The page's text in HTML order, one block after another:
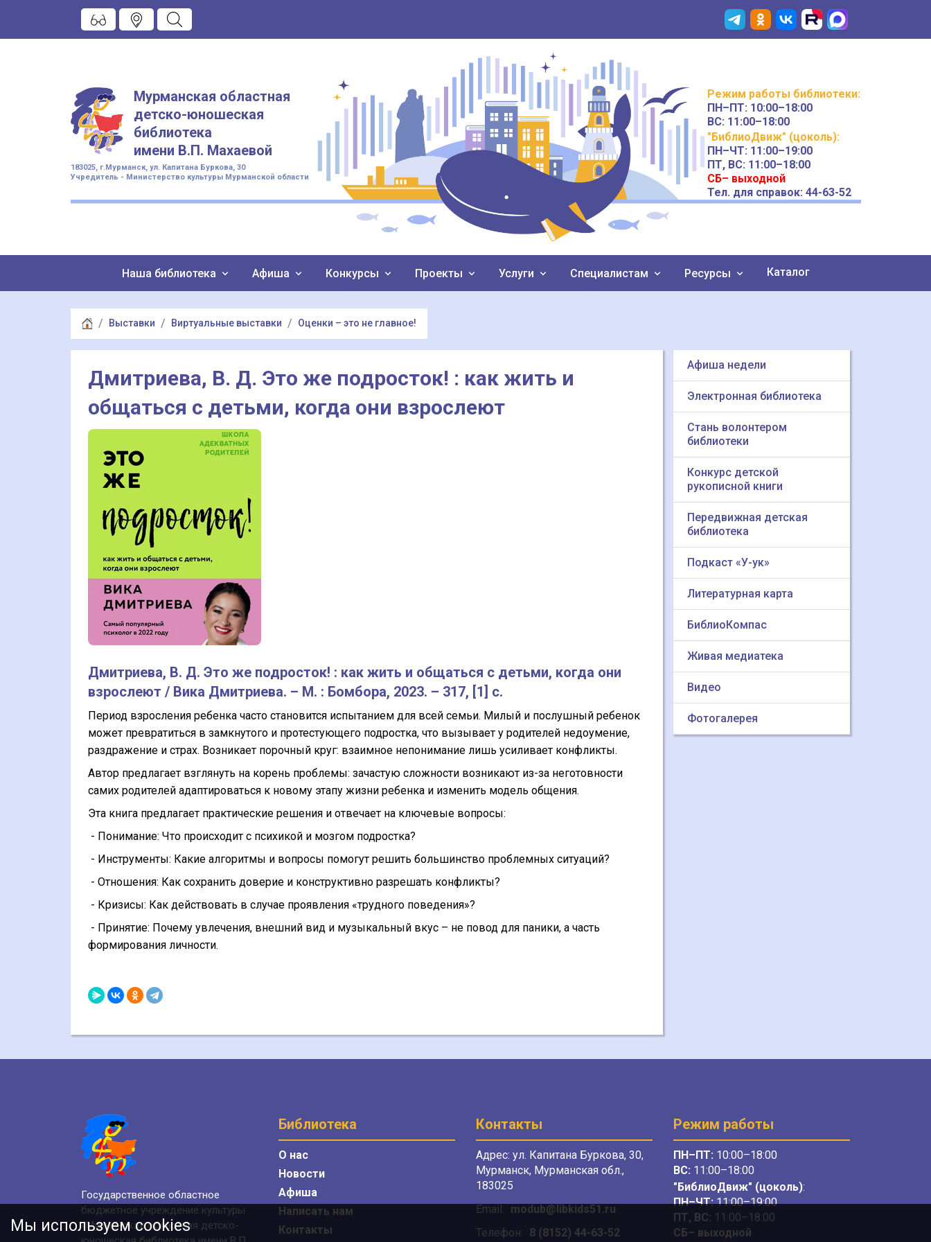
Мурманская областная
детско-юношеская
библиотека
имени В.П. Махаевой
183025, г.Мурманск, ул. Капитана Буркова, 30
Учредитель - Министерство культуры Мурманской области
Режим работы библиотеки:
ПН–ПТ: 10:00–18:00
ВС: 11:00–18:00
"БиблиоДвиж" (цоколь):
ПН–ЧТ: 11:00–19:00
ПТ, ВС: 11:00–18:00
СБ– выходной
Тел. для справок: 44-63-52
Наша библиотека Афиша Конкурсы Проекты Услуги Специалистам Ресурсы Каталог
Выставки Виртуальные выставки Оценки – это не главное!
Дмитриева, В. Д. Это же подросток! : как жить и
общаться с детьми, когда они взрослеют
Дмитриева, В. Д. Это же подросток! : как жить и общаться с детьми, когда они
взрослеют / Вика Дмитриева. – М. : Бомбора, 2023. – 317, [1] с.
Период взросления ребенка часто становится испытанием для всей семьи. Милый и послушный ребенок
может превратиться в замкнутого и протестующего подростка, что вызывает у родителей недоумение,
раздражение и страх. Возникает порочный круг: взаимное непонимание лишь усиливает конфликты.
Автор предлагает взглянуть на корень проблемы: зачастую сложности возникают из-за неготовности
самих родителей адаптироваться к новому этапу жизни ребенка и изменить модель общения.
Эта книга предлагает практические решения и отвечает на ключевые вопросы:
- Понимание: Что происходит с психикой и мозгом подростка?
- Инструменты: Какие алгоритмы и вопросы помогут решить большинство проблемных ситуаций?
- Отношения: Как сохранить доверие и конструктивно разрешать конфликты?
- Кризисы: Как действовать в случае проявления «трудного поведения»?
- Принятие: Почему увлечения, внешний вид и музыкальный вкус – не повод для паники, а часть
формирования личности.
Афиша недели
Электронная библиотека
Стань волонтером
библиотеки
Конкурс детской
рукописной книги
Передвижная детская
библиотека
Подкаст «У-ук»
Литературная карта
БиблиоКомпас
Живая медиатека
Видео
Фотогалерея
Государственное областное
бюджетное учреждение культуры
«Мурманская областная детско-
Библиотека
О нас
Новости
Афиша
Написать нам
Контакты
Контакты
Адрес: ул. Капитана Буркова, 30,
Мурманск, Мурманская обл.,
183025
Email: modub@libkids51.ru
Телефон: 8 (8152) 44-63-52
Режим работы
ПН–ПТ: 10:00–18:00
ВС: 11:00–18:00
"БиблиоДвиж" (цоколь):
ПН–ЧТ:11:00–19:00
ПТ, ВС: 11:00–18:00
СБ– выходной
Мы используем cookies